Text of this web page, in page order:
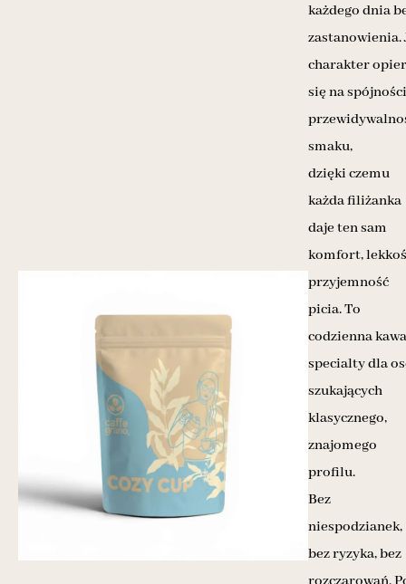
każdego dnia
zastanowienia.
charakter
się na
smaku,
dzięki czemu
każda filiżanka
daje ten sam
komfort,
przyjemność
picia. To
codzienna kawa
specialty dla
szukających
klasycznego,
znajomego
profilu.
Bez
niespodzianek,
bez ryzyka, bez